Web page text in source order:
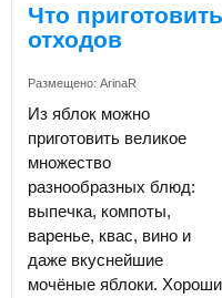
Что
отходов
Размещено: ArinaR
Из яблок можно
приготовить великое
множество
разнообразных блюд:
выпечка, компоты,
варенье, квас, вино и
даже вкуснейшие
мочёные яблоки.